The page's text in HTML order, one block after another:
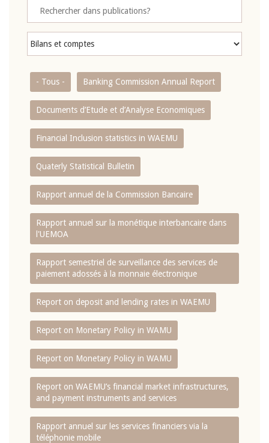
- Tous - Banking Commission Annual Report
Documents d’Etude et d’Analyse Economiques
Financial Inclusion statistics in WAEMU
Quaterly Statistical Bulletin
Rapport annuel de la Commission Bancaire
Rapport annuel sur la monétique interbancaire dans
l'UEMOA
Rapport semestriel de surveillance des services de
paiement adossés à la monnaie électronique
Report on deposit and lending rates in WAEMU
Report on Monetary Policy in WAMU
Report on Monetary Policy in WAMU
Report on WAEMU’s financial market infrastructures,
and payment instruments and services
Rapport annuel sur les services financiers via la
téléphonie mobile